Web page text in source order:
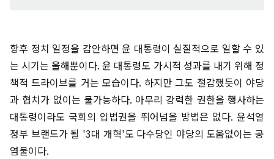
향후 정치 일정을 감안하면 윤 대통령이 실질적으로 일할 수 있
는 시기는 올해뿐이다. 윤 대통령도 가시적 성과를 내기 위해 정
책적 드라이브를 거는 모습이다. 하지만 그도 절감했듯이 야당
과 협치가 없이는 불가능하다. 아무리 강력한 권한을 행사하는
대통령이라도 국회의 입법권을 뛰어넘을 방법은 없다. 윤석열
정부 브랜드가 될 '3대 개혁'도 다수당인 야당의 도움없이는 공
염불이다.